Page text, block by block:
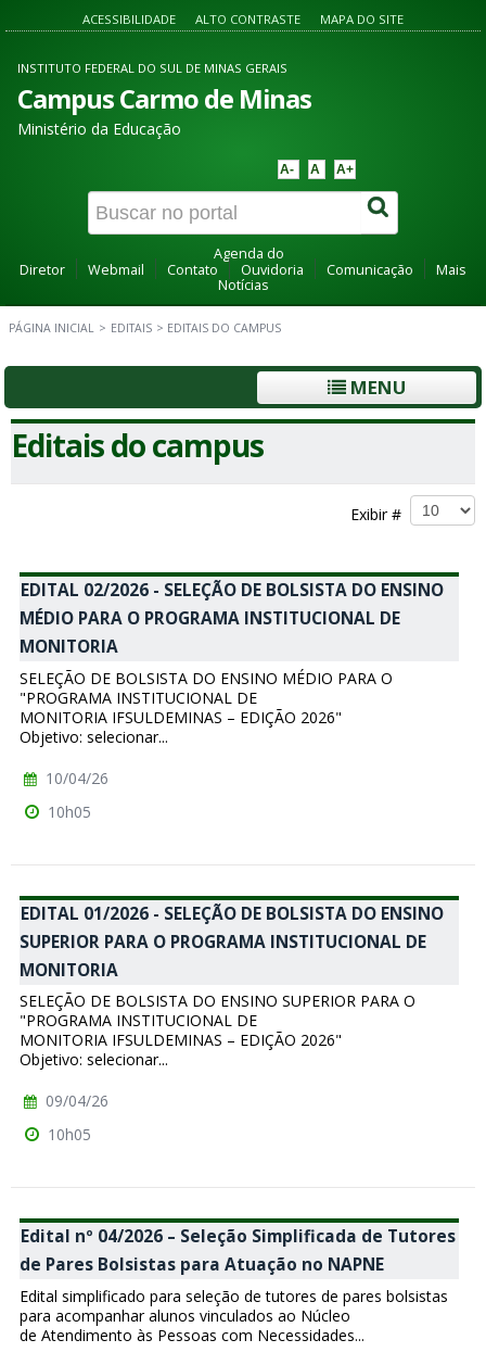
ACESSIBILIDADE ALTO CONTRASTE MAPA DO SITE
INSTITUTO FEDERAL DO SUL DE MINAS GERAIS
Campus Carmo de Minas
Ministério da Educação
A- A A+
Agenda do
Diretor
Webmail Contato Ouvidoria Comunicação
Mais
Notícias
PÁGINA INICIAL > EDITAIS > EDITAIS DO CAMPUS
MENU
Editais do campus
Exibir #
EDITAL 02/2026 - SELEÇÃO DE BOLSISTA DO ENSINO
MÉDIO PARA O PROGRAMA INSTITUCIONAL DE
MONITORIA
SELEÇÃO DE BOLSISTA DO ENSINO MÉDIO PARA O
"PROGRAMA INSTITUCIONAL DE
MONITORIA IFSULDEMINAS – EDIÇÃO 2026"
Objetivo: selecionar...
10/04/26
10h05
EDITAL 01/2026 - SELEÇÃO DE BOLSISTA DO ENSINO
SUPERIOR PARA O PROGRAMA INSTITUCIONAL DE
MONITORIA
SELEÇÃO DE BOLSISTA DO ENSINO SUPERIOR PARA O
"PROGRAMA INSTITUCIONAL DE
MONITORIA IFSULDEMINAS – EDIÇÃO 2026"
Objetivo: selecionar...
09/04/26
10h05
Edital nº 04/2026 – Seleção Simplificada de Tutores
de Pares Bolsistas para Atuação no NAPNE
Edital simplificado para seleção de tutores de pares bolsistas
para acompanhar alunos vinculados ao Núcleo
de Atendimento às Pessoas com Necessidades...